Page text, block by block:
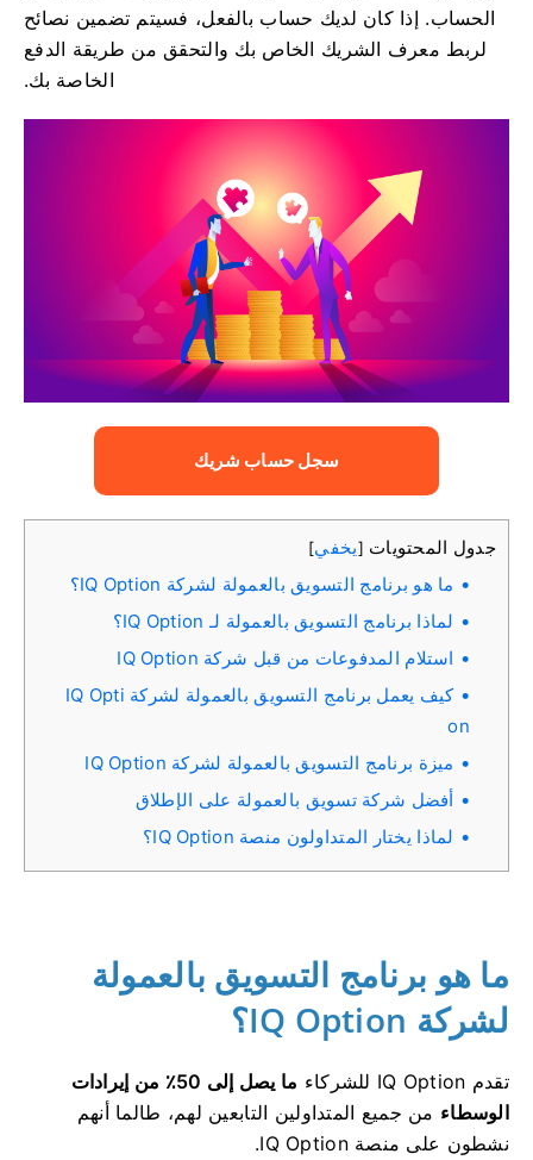
الحساب. إذا كان لديك حساب بالفعل، فسيتم تضمين نصائح
لربط معرف الشريك الخاص بك والتحقق من طريقة الدفع
الخاصة بك.
سجل حساب شريك
جدول المحتويات [يخفي]
ما هو برنامج التسويق بالعمولة لشركة IQ Option؟
لماذا برنامج التسويق بالعمولة لـ IQ Option؟
استلام المدفوعات من قبل شركة IQ Option
كيف يعمل برنامج التسويق بالعمولة لشركة IQ Opti
on
ميزة برنامج التسويق بالعمولة لشركة IQ Option
أفضل شركة تسويق بالعمولة على الإطلاق
لماذا يختار المتداولون منصة IQ Option؟
ما هو برنامج التسويق بالعمولة
لشركة IQ Option؟
تقدم IQ Option للشركاء
ما يصل إلى 50٪ من إيرادات
الوسطاء من جميع المتداولين التابعين لهم، طالما أنهم
نشطون على منصة IQ Option.